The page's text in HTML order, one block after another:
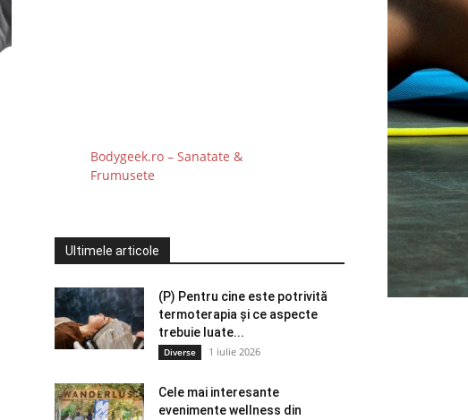
Bodygeek.ro – Sanatate &
Frumusete
Ultimele articole
(P) Pentru cine este potrivită
termoterapia și ce aspecte
trebuie luate...
Diverse 1 iulie 2026
Cele mai interesante
evenimente wellness din